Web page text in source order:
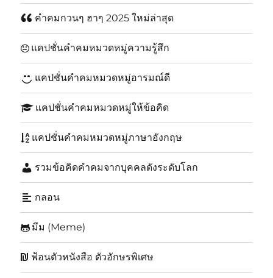
คำคมกวนๆ ฮาๆ 2025 ใหม่ล่าสุด
แคปชั่นคำคมหมวดหมู่ความรู้สึก
แคปชั่นคำคมหมวดหมู่อารมณ์ดี
แคปชั่นคำคมหมวดหมู่ให้ข้อคิด
แคปชั่นคำคมหมวดหมู่ภาษาอังกฤษ
รวมข้อคิดคำคมจากบุคคลดังระดับโลก
กลอน
มีม (Meme)
ฟ้อนตัวหนังสือ ตัวอักษรพิเศษ